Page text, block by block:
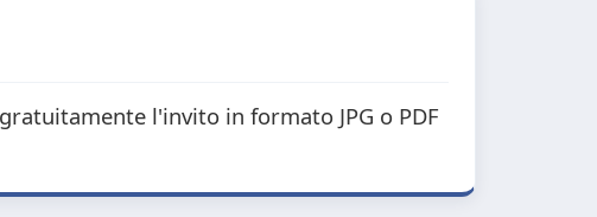
l'invito in formato JPG o PDF